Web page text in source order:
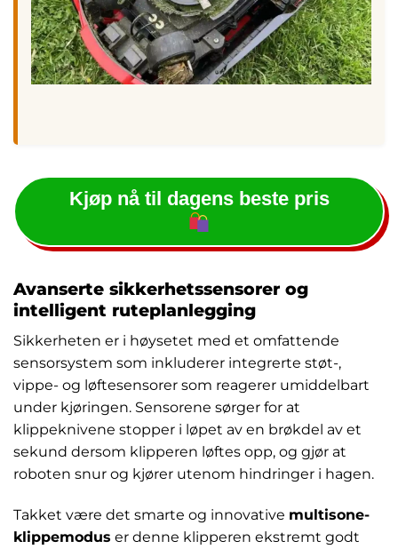
Kjøp nå til dagens beste pris
Avanserte sikkerhetssensorer og
intelligent ruteplanlegging
Sikkerheten er i høysetet med et omfattende
sensorsystem som inkluderer integrerte støt-,
vippe- og løftesensorer som reagerer umiddelbart
under kjøringen. Sensorene sørger for at
klippeknivene stopper i løpet av en brøkdel av et
sekund dersom klipperen løftes opp, og gjør at
roboten snur og kjører utenom hindringer i hagen.
Takket være det smarte og innovative multisone-
klippemodus er denne klipperen ekstremt godt